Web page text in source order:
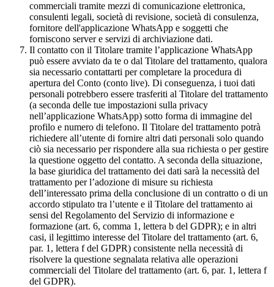
commerciali tramite mezzi di comunicazione elettronica,
consulenti legali, società di revisione, società di consulenza,
fornitore dell'applicazione WhatsApp e soggetti che
forniscono server e servizi di archiviazione dati.
Il contatto con il Titolare tramite l’applicazione WhatsApp
può essere avviato da te o dal Titolare del trattamento, qualora
sia necessario contattarti per completare la procedura di
apertura del Conto (conto live). Di conseguenza, i tuoi dati
personali potrebbero essere trasferiti al Titolare del trattamento
(a seconda delle tue impostazioni sulla privacy
nell’applicazione WhatsApp) sotto forma di immagine del
profilo e numero di telefono. Il Titolare del trattamento potrà
richiedere all’utente di fornire altri dati personali solo quando
ciò sia necessario per rispondere alla sua richiesta o per gestire
la questione oggetto del contatto. A seconda della situazione,
la base giuridica del trattamento dei dati sarà la necessità del
trattamento per l’adozione di misure su richiesta
dell’interessato prima della conclusione di un contratto o di un
accordo stipulato tra l’utente e il Titolare del trattamento ai
sensi del Regolamento del Servizio di informazione e
formazione (art. 6, comma 1, lettera b del GDPR); e in altri
casi, il legittimo interesse del Titolare del trattamento (art. 6,
par. 1, lettera f del GDPR) consistente nella necessità di
risolvere la questione segnalata relativa alle operazioni
commerciali del Titolare del trattamento (art. 6, par. 1, lettera f
del GDPR).